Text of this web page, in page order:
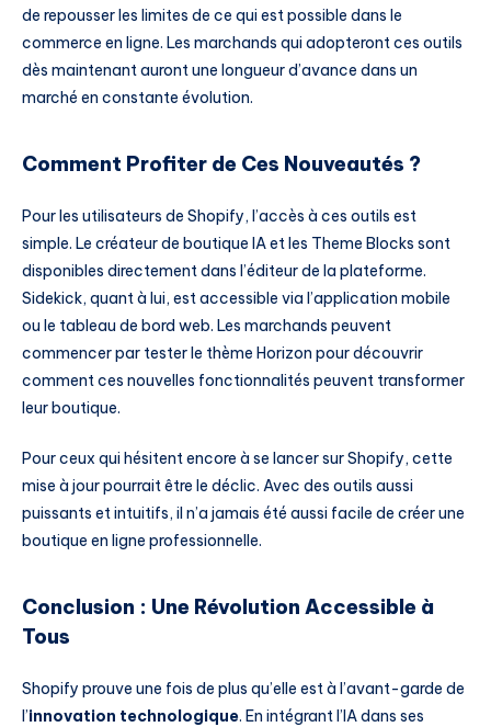
de repousser les limites de ce qui est possible dans le
commerce en ligne. Les marchands qui adopteront ces outils
dès maintenant auront une longueur d’avance dans un
marché en constante évolution.
Comment Profiter de Ces Nouveautés ?
Pour les utilisateurs de Shopify, l’accès à ces outils est
simple. Le créateur de boutique IA et les Theme Blocks sont
disponibles directement dans l’éditeur de la plateforme.
Sidekick, quant à lui, est accessible via l’application mobile
ou le tableau de bord web. Les marchands peuvent
commencer par tester le thème Horizon pour découvrir
comment ces nouvelles fonctionnalités peuvent transformer
leur boutique.
Pour ceux qui hésitent encore à se lancer sur Shopify, cette
mise à jour pourrait être le déclic. Avec des outils aussi
puissants et intuitifs, il n’a jamais été aussi facile de créer une
boutique en ligne professionnelle.
Conclusion : Une Révolution Accessible à
Tous
Shopify prouve une fois de plus qu’elle est à l’avant-garde de
l’innovation technologique. En intégrant l’IA dans ses